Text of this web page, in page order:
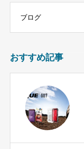
ブログ
おすすめ記事